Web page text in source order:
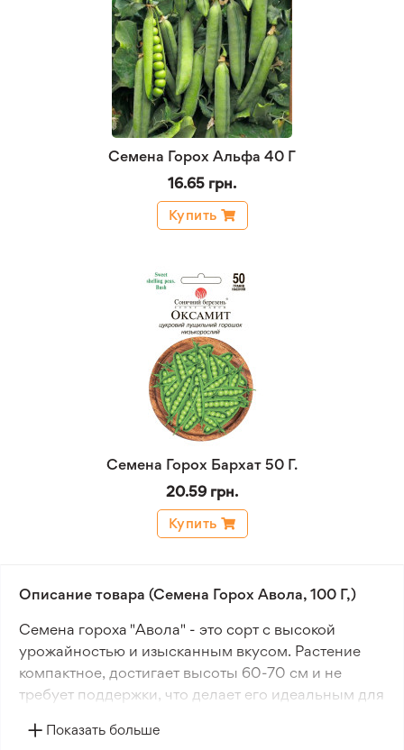
Семена Горох Альфа 40 Г
16.65 грн.
Купить
Семена Горох Бархат 50 Г.
20.59 грн.
Купить
Описание товара (Семена Горох Авола, 100 Г,)
Семена гороха "Авола" - это сорт с высокой
урожайностью и изысканным вкусом. Растение
компактное, достигает высоты 60-70 см и не
требует поддержки, что делает его идеальным для
имеют насыщенно-зеленый цвет, а их горошины
Показать больше